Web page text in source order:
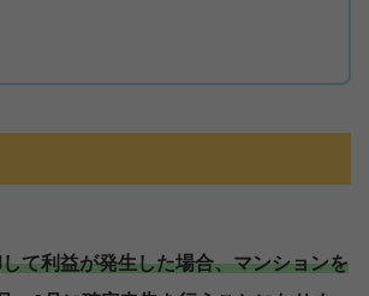
て利益が発生した場合、マンションを